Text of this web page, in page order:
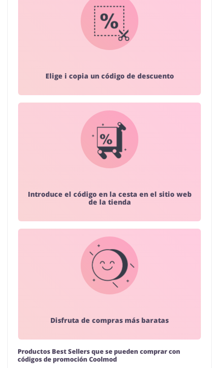
Elige i copia un código de descuento
Introduce el código en la cesta en el sitio web
de la tienda
Disfruta de compras más baratas
Productos Best Sellers que se pueden comprar con
códigos de promoción Coolmod